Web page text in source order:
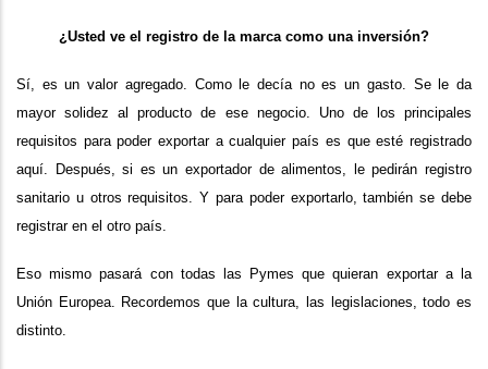
¿Usted ve el registro de la marca como una inversión?
Sí, es un valor agregado. Como le decía no es un gasto. Se le da
mayor solidez al producto de ese negocio. Uno de los principales
requisitos para poder exportar a cualquier país es que esté registrado
aquí. Después, si es un exportador de alimentos, le pedirán registro
sanitario u otros requisitos. Y para poder exportarlo, también se debe
registrar en el otro país.
Eso mismo pasará con todas las Pymes que quieran exportar a la
Unión Europea. Recordemos que la cultura, las legislaciones, todo es
distinto.